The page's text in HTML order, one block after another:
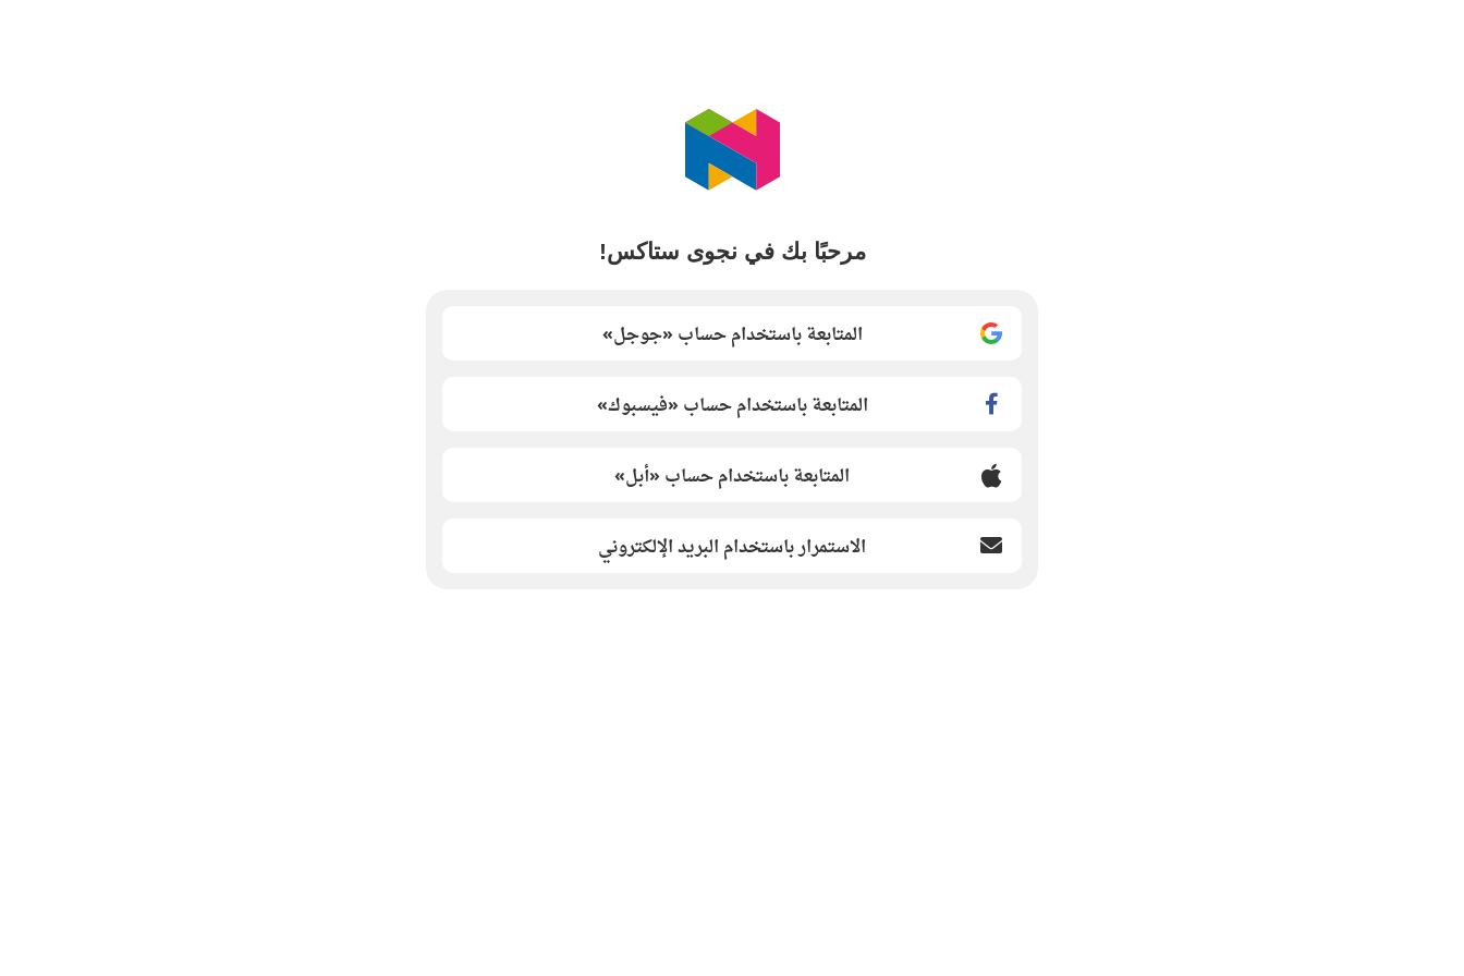
مرحبًا بك في نجوى ستاكس!
المتابعة باستخدام حساب «جوجل»
المتابعة باستخدام حساب «فيسبوك»
المتابعة باستخدام حساب «أبل»
الاستمرار باستخدام البريد الإلكتروني